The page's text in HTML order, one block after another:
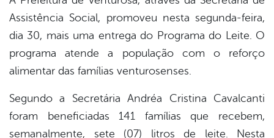
Assistência Social, promoveu nesta segunda-feira,
dia 30, mais uma entrega do Programa do Leite. O
programa atende a população com o reforço
alimentar das famílias venturosenses.
Segundo a Secretária Andréa Cristina Cavalcanti
foram beneficiadas 141 famílias que recebem,
semanalmente, sete (07) litros de leite. Nesta